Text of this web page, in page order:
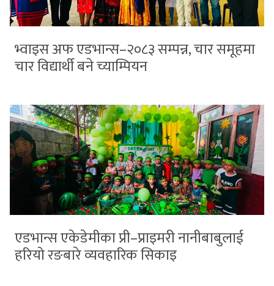
भ्वाइस अफ एडभान्स–२०८३ सम्पन्न, चार समूहमा
चार विद्यार्थी बने च्याम्पियन
एडभान्स एकेडेमीका प्री–प्राइमरी नानीबाबुलाई
हरियो रङबारे व्यवहारिक सिकाइ